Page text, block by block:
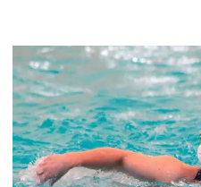
WATERPOLO
FEMENINO
–
LIGA
NACIONAL
–
FECHA